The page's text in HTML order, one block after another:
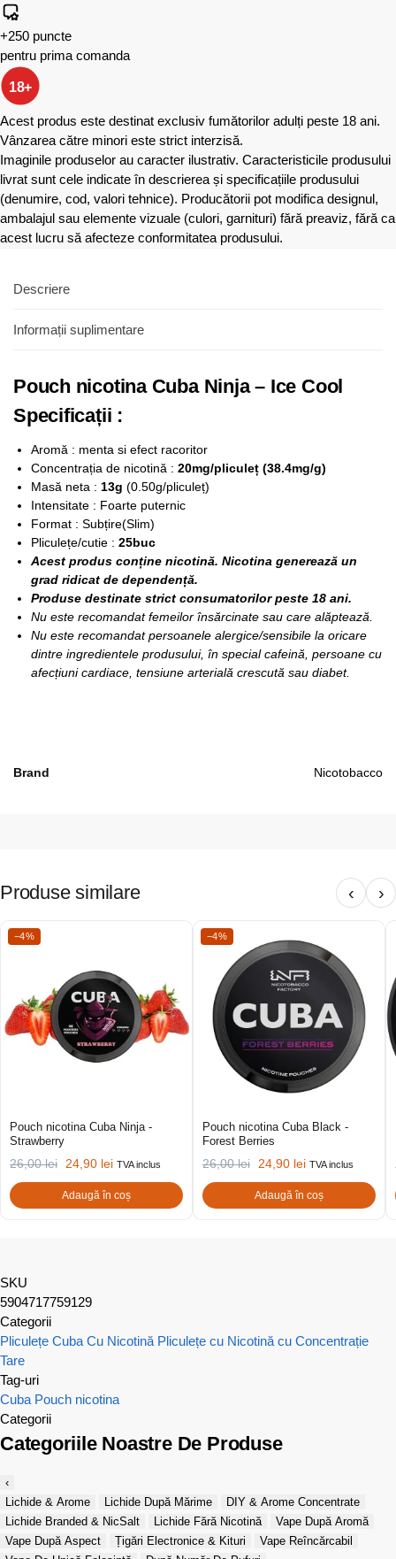
+250 puncte
pentru prima comanda
18+
Acest produs este destinat exclusiv fumătorilor adulți peste 18 ani.
Vânzarea către minori este strict interzisă.
Imaginile produselor au caracter ilustrativ. Caracteristicile produsului
livrat sunt cele indicate în descrierea și specificațiile produsului
(denumire, cod, valori tehnice). Producătorii pot modifica designul,
ambalajul sau elemente vizuale (culori, garnituri) fără preaviz, fără ca
acest lucru să afecteze conformitatea produsului.
Descriere
Informații suplimentare
Pouch nicotina Cuba Ninja – Ice Cool
Specificații :
Aromă : menta si efect racoritor
Concentrația de nicotină : 20mg/pliculeț (38.4mg/g)
Masă neta : 13g (0.50g/pliculeț)
Intensitate : Foarte puternic
Format : Subțire(Slim)
Pliculețe/cutie : 25buc
Acest produs conține nicotină. Nicotina generează un
grad ridicat de dependență.
Produse destinate strict consumatorilor peste 18 ani.
Nu este recomandat femeilor însărcinate sau care alăptează.
Nu este recomandat persoanele alergice/sensibile la oricare
dintre ingredientele produsului, în special cafeină, persoane cu
afecțiuni cardiace, tensiune arterială crescută sau diabet.
Brand Nicotobacco
Produse similare ‹ ›
−4%
Pouch nicotina Cuba Ninja -
Strawberry
26,00lei 24,90 lei TVA inclus
Adaugă în coș
−4%
Pouch nicotina Cuba Black -
Forest Berries
26,00lei 24,90 lei TVA inclus
Adaugă în coș
SKU
5904717759129
Categorii
Pliculețe Cuba Cu Nicotină Pliculețe cu Nicotină cu Concentrație
Tare
Tag-uri
Cuba Pouch nicotina
Categorii
Categoriile Noastre De Produse
‹
Lichide & Arome
Lichide După Mărime
DIY & Arome Concentrate
Lichide Branded & NicSalt
Lichide Fără Nicotină
Vape După Aromă
Vape După Aspect
Țigări Electronice & Kituri
Vape Reîncărcabil